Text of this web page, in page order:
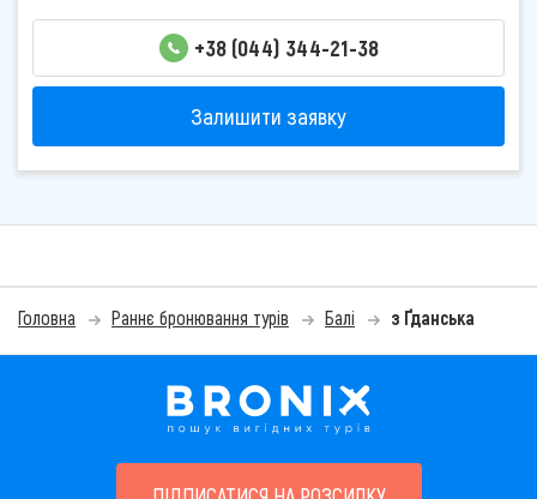
+38 (044) 344-21-38
Залишити заявку
Головна Раннє бронювання турів Балі з Ґданська